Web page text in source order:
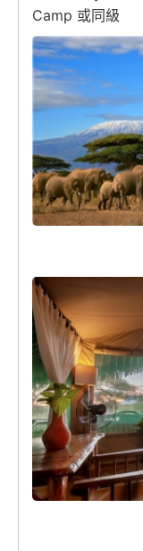
Camp 或同級